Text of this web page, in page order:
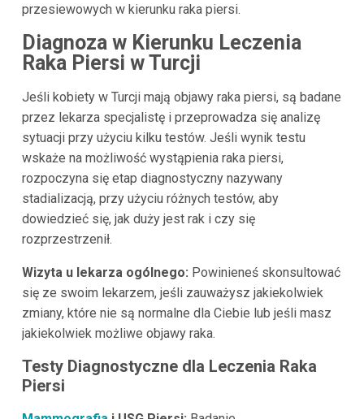
przesiewowych w kierunku raka piersi.
Diagnoza w Kierunku Leczenia
Raka Piersi w Turcji
Jeśli kobiety w Turcji mają objawy raka piersi, są badane
przez lekarza specjalistę i przeprowadza się analizę
sytuacji przy użyciu kilku testów. Jeśli wynik testu
wskaże na możliwość wystąpienia raka piersi,
rozpoczyna się etap diagnostyczny nazywany
stadializacją, przy użyciu różnych testów, aby
dowiedzieć się, jak duży jest rak i czy się
rozprzestrzenił.
Wizyta u lekarza ogólnego: Powinieneś skonsultować
się ze swoim lekarzem, jeśli zauważysz jakiekolwiek
zmiany, które nie są normalne dla Ciebie lub jeśli masz
jakiekolwiek możliwe objawy raka.
Testy Diagnostyczne dla Leczenia Raka
Piersi